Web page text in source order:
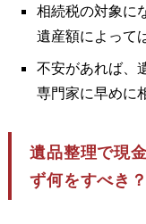
相続税の対象に
遺産額によって
不安があれば、
専門家に早めに
遺品整理で現
ず何をすべき？